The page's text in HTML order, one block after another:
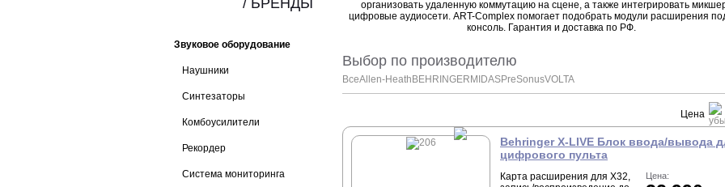
Звуковое оборудование
Наушники
Синтезаторы
Комбоусилители
Рекордер
Система мониторинга
/ БРЕНДЫ
организовать удаленную коммутацию на сцене, а также интегрировать
цифровые аудиосети. ART-Complex помогает подобрать модули расширения
консоль. Гарантия и доставка по РФ.
Выбор по производителю
ВсеAllen-Heath BEHRINGER MIDASPreSonusVOLTA
Цена
Behringer X-LIVE Блок ввода/вывода
цифрового пульта
Карта расширения для X32,
Цена: